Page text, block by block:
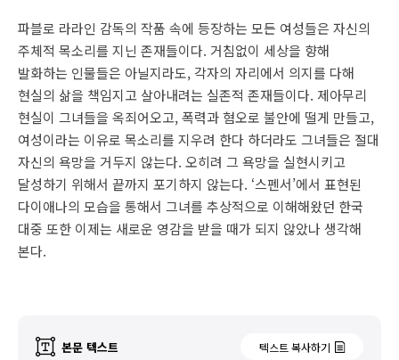
파블로 라라인 감독의 작품 속에 등장하는 모든 여성들은 자신의
주체적 목소리를 지닌 존재들이다. 거침없이 세상을 향해
발화하는 인물들은 아닐지라도, 각자의 자리에서 의지를 다해
현실의 삶을 책임지고 살아내려는 실존적 존재들이다. 제아무리
현실이 그녀들을 옥죄어오고, 폭력과 혐오로 불안에 떨게 만들고,
여성이라는 이유로 목소리를 지우려 한다 하더라도 그녀들은 절대
자신의 욕망을 거두지 않는다. 오히려 그 욕망을 실현시키고
달성하기 위해서 끝까지 포기하지 않는다. ‘스펜서’에서 표현된
다이애나의 모습을 통해서 그녀를 추상적으로 이해해왔던 한국
대중 또한 이제는 새로운 영감을 받을 때가 되지 않았나 생각해
본다.
본문 텍스트 텍스트 복사하기